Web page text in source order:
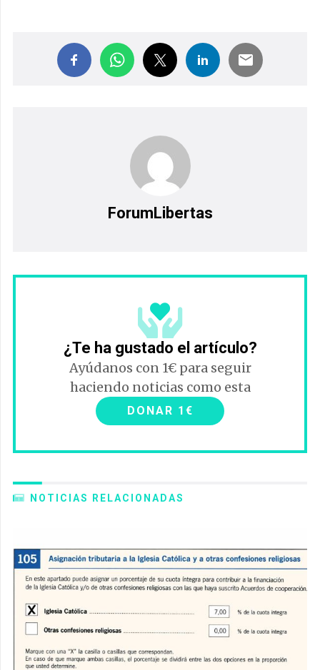
ForumLibertas
¿Te ha gustado el artículo?
Ayúdanos con 1€ para seguir
haciendo noticias como esta
DONAR 1€
NOTICIAS RELACIONADAS